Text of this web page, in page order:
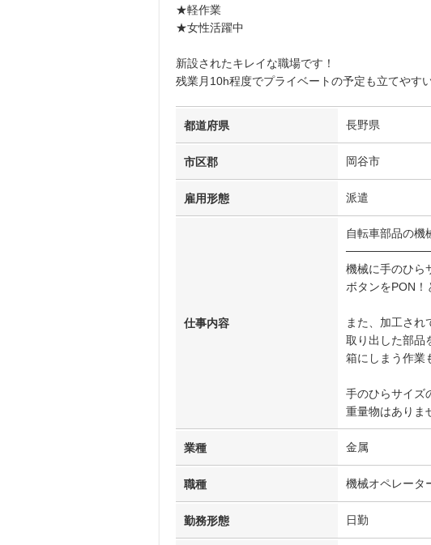
★軽作業
★女性活躍中
新設されたキレイな職場です！
残業月10h程度でプライベートの予定も立てやすい
都道府県 長野県
市区郡 岡谷市
雇用形態 派遣
仕事内容
自転車部品の機
機械に手のひら
ボタンをPON！
また、加工され
取り出した部品
箱にしまう作業
手のひらサイズ
重量物はありま
業種 金属
職種 機械オペレータ
勤務形態 日勤